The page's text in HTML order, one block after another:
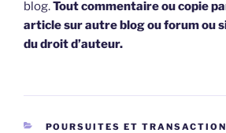
blog.Tout commentaire ou copie
article sur autre blog ou forum ou
du droit d’auteur.
CATÉGORIES
POURSUITES ET TRANSACTION